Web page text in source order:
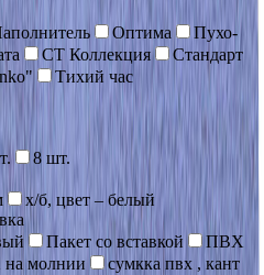
Оптима
Пухо-
СТ Коллекция
Стандарт
Тихий час
8 шт.
х/б, цвет – белый
Пакет со вставкой
ПВХ
молнии
сумкка пвх , кант